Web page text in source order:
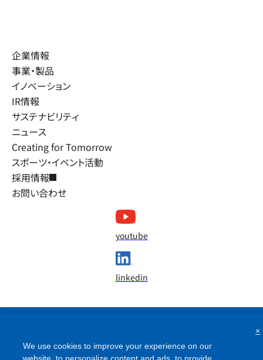
企業情報
事業・製品
イノベーション
IR情報
サステナビリティ
ニュース
Creating for Tomorrow
スポーツ・イベント活動
採用情報
お問い合わせ
youtube
linkedin
ご利用条件
We use cookies to improve your experience on our
×